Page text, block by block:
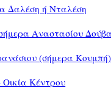
Δαλέση ή Νταλέση
Αναστασίου
(σήμερα Κουμπή)
Οικία Κέντρου